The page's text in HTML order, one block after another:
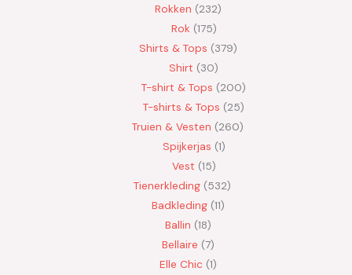
Rokken 232
Rok 175
Shirts & Tops 379
Shirt
30
T-shirt & Tops
200
T-shirts & Tops
25
Truien & Vesten
260
Spijkerjas 1
Vest 15
Tienerkleding 532
Badkleding 11
Ballin 18
Bellaire 7
Elle Chic 1